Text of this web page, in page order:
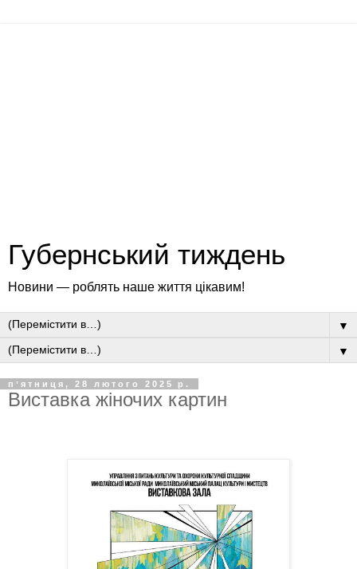
Губернський тиждень
Новини — роблять наше життя цікавим!
▼
▼
пʼятниця, 28 лютого 2025 р.
Виставка жіночих картин